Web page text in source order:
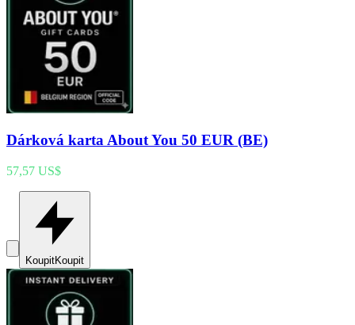
Dárková karta About You 50 EUR (BE)
57,57 US$
KoupitKoupit